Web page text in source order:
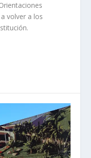
volver a los